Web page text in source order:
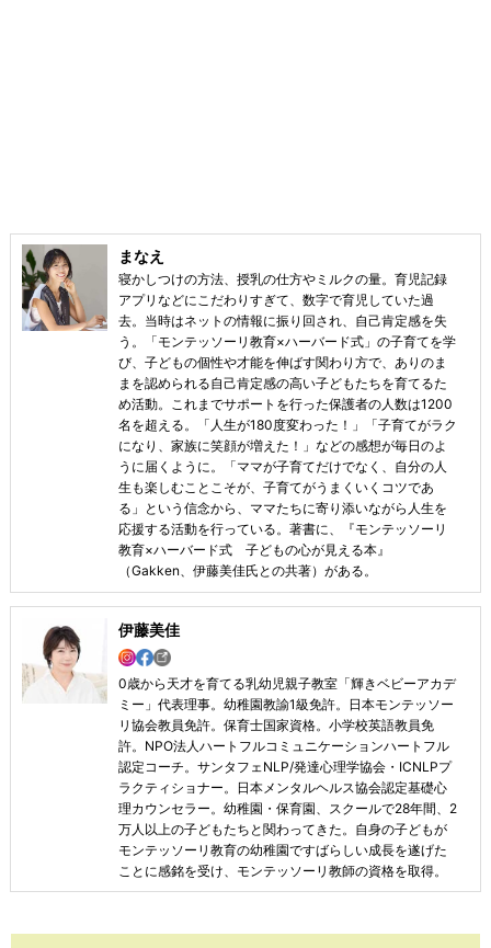
まなえ
寝かしつけの方法、授乳の仕方やミルクの量。育児記録
アプリなどにこだわりすぎて、数字で育児していた過
去。当時はネットの情報に振り回され、自己肯定感を失
う。「モンテッソーリ教育×ハーバード式」の子育てを学
び、子どもの個性や才能を伸ばす関わり方で、ありのま
まを認められる自己肯定感の高い子どもたちを育てるた
め活動。これまでサポートを行った保護者の人数は1200
名を超える。「人生が180度変わった！」「子育てがラク
になり、家族に笑顔が増えた！」などの感想が毎日のよ
うに届くように。「ママが子育てだけでなく、自分の人
生も楽しむことこそが、子育てがうまくいくコツであ
る」という信念から、ママたちに寄り添いながら人生を
応援する活動を行っている。著書に、『モンテッソーリ
教育×ハーバード式 子どもの心が見える本』
（Gakken、伊藤美佳氏との共著）がある。
伊藤美佳
0歳から天才を育てる乳幼児親子教室「輝きベビーアカデ
ミー」代表理事。幼稚園教諭1級免許。日本モンテッソー
リ協会教員免許。保育士国家資格。小学校英語教員免
許。NPO法人ハートフルコミュニケーションハートフル
認定コーチ。サンタフェNLP/発達心理学協会・ICNLPプ
ラクティショナー。日本メンタルヘルス協会認定基礎心
理カウンセラー。幼稚園・保育園、スクールで28年間、2
万人以上の子どもたちと関わってきた。自身の子どもが
モンテッソーリ教育の幼稚園ですばらしい成長を遂げた
ことに感銘を受け、モンテッソーリ教師の資格を取得。